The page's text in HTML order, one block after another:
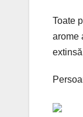
Toate
arome